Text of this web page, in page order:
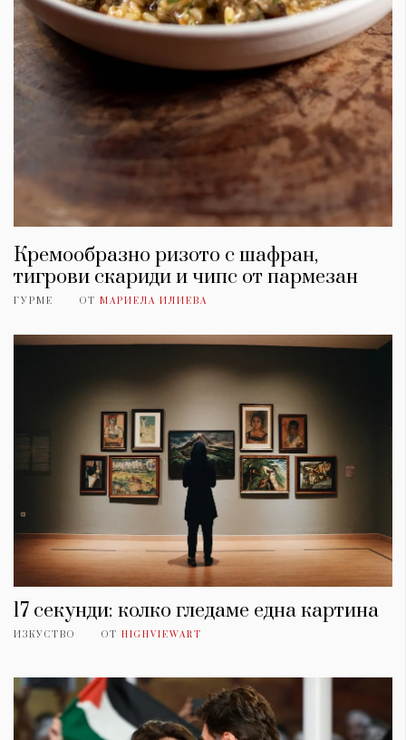
Кремообразно ризото с шафран,
тигрови скариди и чипс от пармезан
ГУРМЕ ОТ МАРИЕЛА ИЛИЕВА
17 секунди: колко гледаме една картина
ИЗКУСТВО ОТ HIGHVIEWART